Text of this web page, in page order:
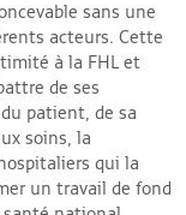
sans une
acteurs. Cette
à la FHL et
de ses
patient, de sa
soins, la
qui la
un travail de fond